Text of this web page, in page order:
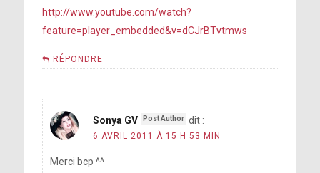
http://www.youtube.com/watch?
feature=player_embedded&v=dCJrBTvtmws
RÉPONDRE
Sonya GV dit :
6 AVRIL 2011 À 15 H 53 MIN
Merci bcp ^^